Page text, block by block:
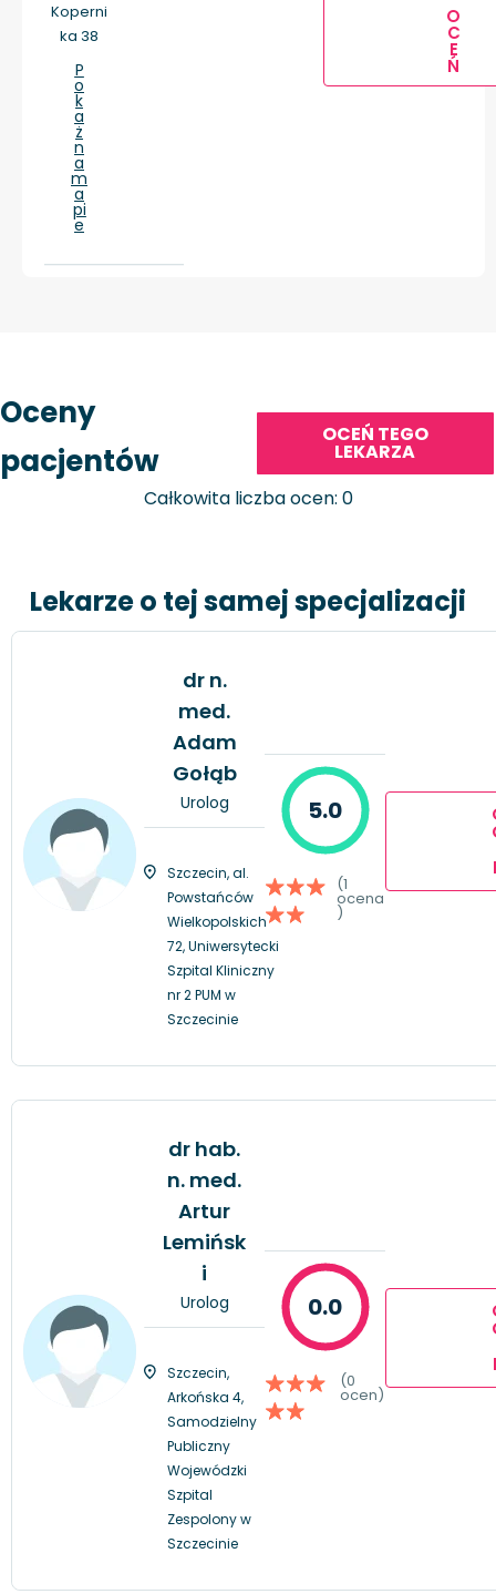
Koperni
ka 38
P
o
k
a
ż
n
a
m
a
pi
e
O
C
E
Ń
Oceny
pacjentów
OCEŃ TEGO
LEKARZA
Całkowita liczba ocen: 0
Lekarze o tej samej specjalizacji
dr n.
med.
Adam
Gołąb
Urolog
Szczecin, al.
Powstańców
Wielkopolskich
72, Uniwersytecki
Szpital Kliniczny
nr 2 PUM w
Szczecinie
5.0
(1
ocena
)
dr hab.
n. med.
Artur
Lemińsk
i
Urolog
Szczecin,
Arkońska 4,
Samodzielny
Publiczny
Wojewódzki
Szpital
Zespolony w
Szczecinie
0.0
(0
ocen)